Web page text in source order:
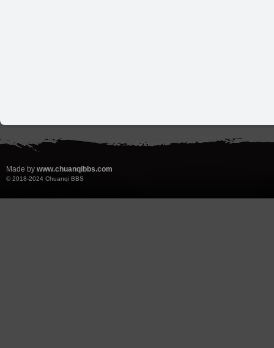
Made by www.chuanqibbs.com
© 2018-2024 Chuanqi BBS